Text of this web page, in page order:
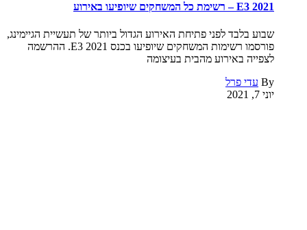
E3 2021 – רשימת כל המשחקים שיופיעו באירוע
שבוע בלבד לפני פתיחת האירוע הגדול ביותר של תעשיית הגיימינג,
פורסמו רשימות המשחקים שיופיעו בכנס E3 2021. ההרשמה
לצפייה באירוע מהבית בעיצומה
By עדי פרל
יוני 7, 2021